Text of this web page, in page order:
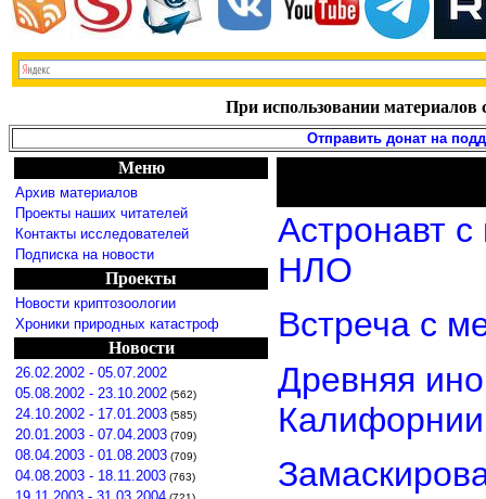
При использовании материалов
Отправить донат на
Меню
Архив материалов
Проекты наших читателей
Контакты исследователей
Подписка на новости
Проекты
Новости криптозоологии
Хроники природных катастроф
Новости
26.02.2002 - 05.07.2002
05.08.2002 - 23.10.2002 (562)
24.10.2002 - 17.01.2003 (585)
20.01.2003 - 07.04.2003 (709)
08.04.2003 - 01.08.2003 (709)
04.08.2003 - 18.11.2003 (763)
Астронавт
НЛО
Встреча с
Древняя
Калифорнии